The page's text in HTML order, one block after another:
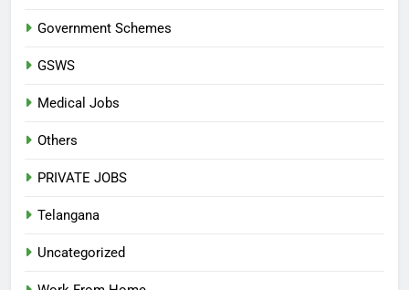
Government Schemes
GSWS
Medical Jobs
Others
PRIVATE JOBS
Telangana
Uncategorized